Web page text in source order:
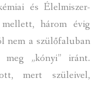
és Élelmiszer-
három évig
nem a szülőfaluban
„kónyi” iránt.
mert szüleivel,